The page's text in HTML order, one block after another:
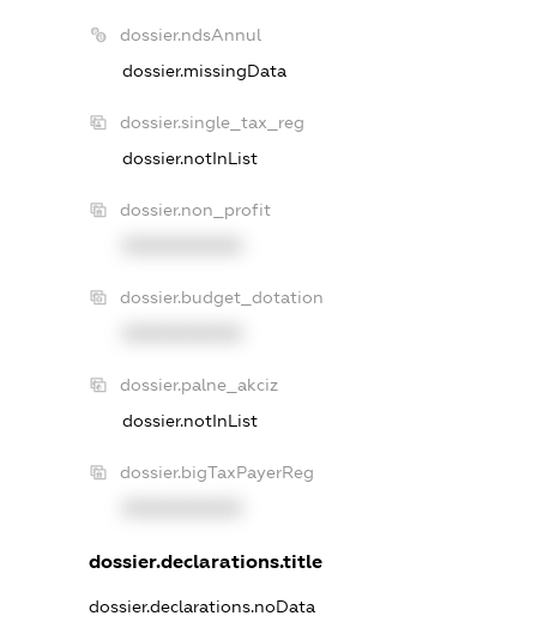
dossier.ndsAnnul
dossier.missingData
dossier.single_tax_reg
dossier.notInList
dossier.non_profit
dossier.budget_dotation
dossier.palne_akciz
dossier.notInList
dossier.bigTaxPayerReg
dossier.declarations.title
dossier.declarations.noData